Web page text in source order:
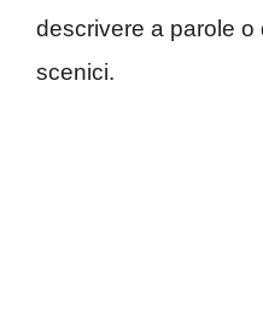
descrivere a parole o
scenici.